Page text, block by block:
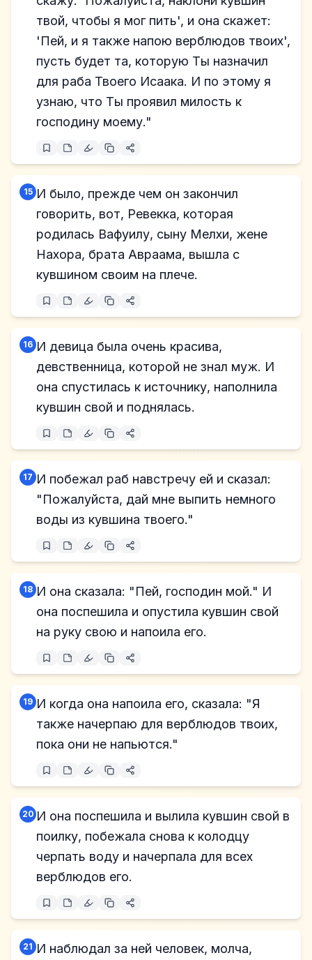
твой, чтобы я мог пить', и она скажет:
'Пей, и я также напою верблюдов твоих',
пусть будет та, которую Ты назначил
для раба Твоего Исаака. И по этому я
узнаю, что Ты проявил милость к
господину моему."
15 И было, прежде чем он закончил
говорить, вот, Ревекка, которая
родилась Вафуилу, сыну Мелхи, жене
Нахора, брата Авраама, вышла с
кувшином своим на плече.
16 И девица была очень красива,
девственница, которой не знал муж. И
она спустилась к источнику, наполнила
кувшин свой и поднялась.
17 И побежал раб навстречу ей и сказал:
"Пожалуйста, дай мне выпить немного
воды из кувшина твоего."
18 И она сказала: "Пей, господин мой." И
она поспешила и опустила кувшин свой
на руку свою и напоила его.
19 И когда она напоила его, сказала: "Я
также начерпаю для верблюдов твоих,
пока они не напьются."
20 И она поспешила и вылила кувшин свой в
поилку, побежала снова к колодцу
черпать воду и начерпала для всех
верблюдов его.
21 И наблюдал за ней человек, молча,